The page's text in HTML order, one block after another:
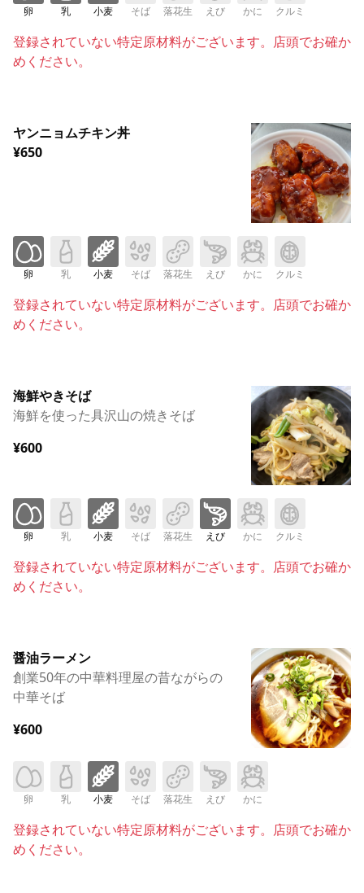
卵 乳 小麦 そば 落花生 えび かに クルミ
登録されていない特定原材料がございます。店頭でお確か
めください。
ヤンニョムチキン丼
¥650
卵 乳 小麦 そば 落花生 えび かに クルミ
登録されていない特定原材料がございます。店頭でお確か
めください。
海鮮やきそば
海鮮を使った具沢山の焼きそば
¥600
卵 乳 小麦 そば 落花生 えび かに クルミ
登録されていない特定原材料がございます。店頭でお確か
めください。
醤油ラーメン
創業50年の中華料理屋の昔ながらの
中華そば
¥600
卵 乳 小麦 そば 落花生 えび かに
登録されていない特定原材料がございます。店頭でお確か
めください。